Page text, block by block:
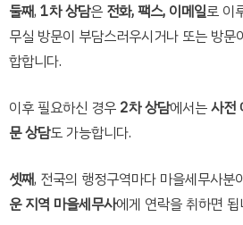
둘째, 1차 상담은 전화, 팩스, 이메일로 이
무실 방문이 부담스러우시거나 또는 방문
합합니다.
이후 필요하신 경우 2차 상담에서는사전
문 상담도 가능합니다.
셋째, 전국의 행정구역마다 마을세무사분
운 지역 마을세무사에게 연락을 취하면 됩